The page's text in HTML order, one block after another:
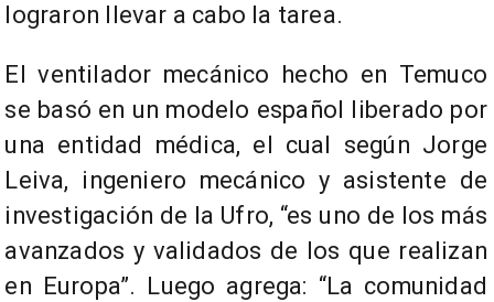
lograron llevar a cabo la tarea.
El ventilador mecánico hecho en Temuco
se basó en un modelo español liberado por
una entidad médica, el cual según Jorge
Leiva, ingeniero mecánico y asistente de
investigación de la Ufro, “es uno de los más
avanzados y validados de los que realizan
en Europa”. Luego agrega: “La comunidad